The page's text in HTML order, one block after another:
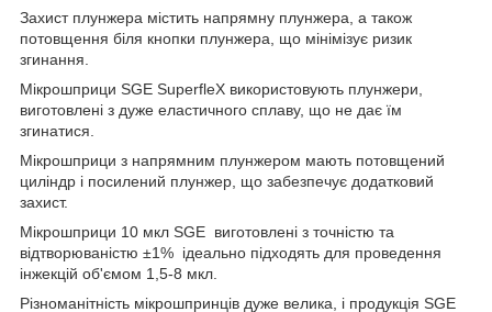
Захист плунжера містить напрямну плунжера, а також
потовщення біля кнопки плунжера, що мінімізує ризик
згинання.
Мікрошприци SGE SuperfleX використовують плунжери,
виготовлені з дуже еластичного сплаву, що не дає їм
згинатися.
Мікрошприци з напрямним плунжером мають потовщений
циліндр і посилений плунжер, що забезпечує додатковий
захист.
Мікрошприци 10 мкл SGE виготовлені з точністю та
відтворюваністю ±1% ідеально підходять для проведення
інжекцій об'ємом 1,5-8 мкл.
Різноманітність мікрошпринців дуже велика, і продукція SGE